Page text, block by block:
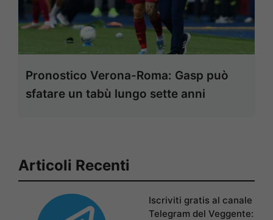
Pronostico Verona-Roma: Gasp può
sfatare un tabù lungo sette anni
Articoli Recenti
Iscriviti gratis al canale
Telegram del Veggente: